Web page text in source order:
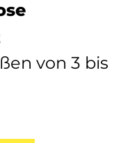
von 3 bis